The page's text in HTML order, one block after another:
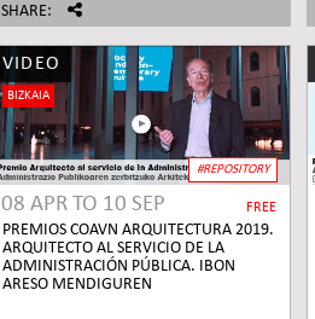
SHARE:
VIDEO
BIZKAIA
08 APRTO 10 SEP FREE
PREMIOS COAVN ARQUITECTURA 2019.
ARQUITECTO AL SERVICIO DE LA
ADMINISTRACIÓN PÚBLICA. IBON
ARESO MENDIGUREN
#REPOSITORY